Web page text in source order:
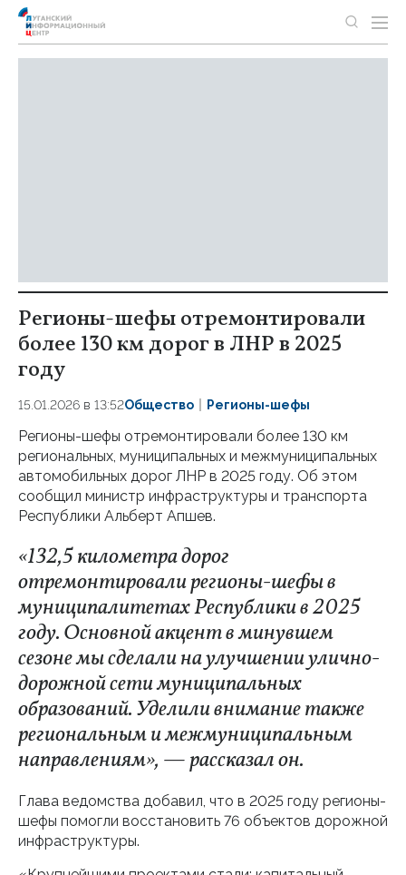
Регионы-шефы отремонтировали
более 130 км дорог в ЛНР в 2025
году
15.01.2026 в 13:52Общество Регионы-шефы
Регионы-шефы отремонтировали более 130 км
региональных, муниципальных и межмуниципальных
автомобильных дорог ЛНР в 2025 году. Об этом
сообщил министр инфраструктуры и транспорта
Республики Альберт Апшев.
«132,5 километра дорог
отремонтировали регионы-шефы в
муниципалитетах Республики в 2025
году. Основной акцент в минувшем
сезоне мы сделали на улучшении улично-
дорожной сети муниципальных
образований. Уделили внимание также
региональным и межмуниципальным
направлениям», — рассказал он.
Глава ведомства добавил, что в 2025 году регионы-
шефы помогли восстановить 76 объектов дорожной
инфраструктуры.